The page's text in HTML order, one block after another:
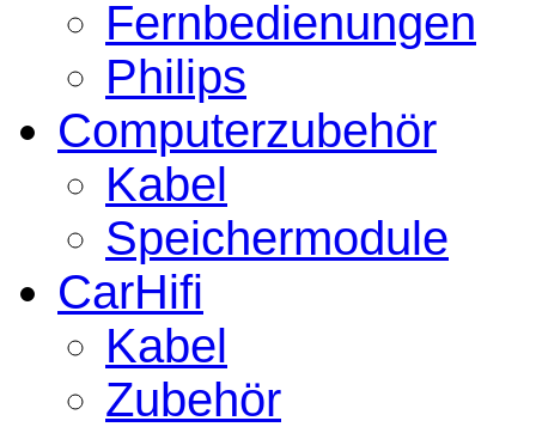
Fernbedienungen
Philips
Computerzubehör
Kabel
Speichermodule
CarHifi
Kabel
Zubehör